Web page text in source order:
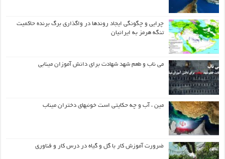
چرایی و چگونگی ایجاد روندها در واگذاری برگ برنده حاکمیت
تنگه هرمز به ایرانیان
می ناب و طعم شهد شهادت برای دانش آموزان مینابی
مین ، آب و چه حکایتی است خونبهای دختران میناب
ضرورت آموزش کار با گل و گیاه در درس کار و فناوری